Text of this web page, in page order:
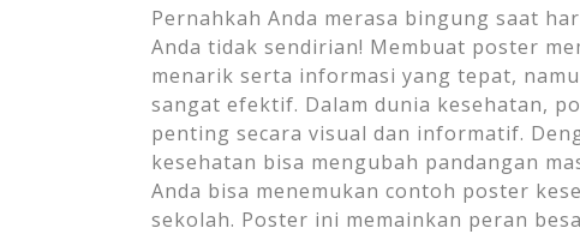
Pernahkah Anda merasa bingung saat
Anda tidak sendirian! Membuat poster
menarik serta informasi yang tepat,
sangat efektif. Dalam dunia kesehatan,
penting secara visual dan informatif.
kesehatan bisa mengubah pandangan
Anda bisa menemukan contoh poster
sekolah. Poster ini memainkan peran